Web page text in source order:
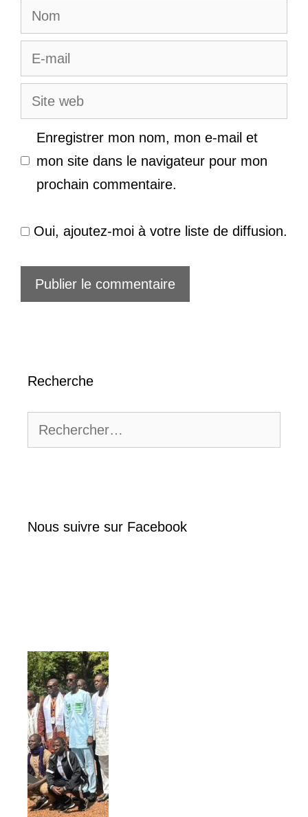
Nom
E-
mail
Site
web
Enregistrer mon nom, mon e-mail et
mon site dans le navigateur pour mon
prochain commentaire.
Oui, ajoutez-moi à votre liste de diffusion.
Recherche
Nous suivre sur Facebook